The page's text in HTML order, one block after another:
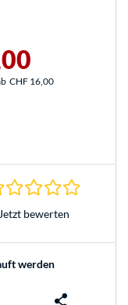
CHF 16,00
Jetzt bewerten
werden